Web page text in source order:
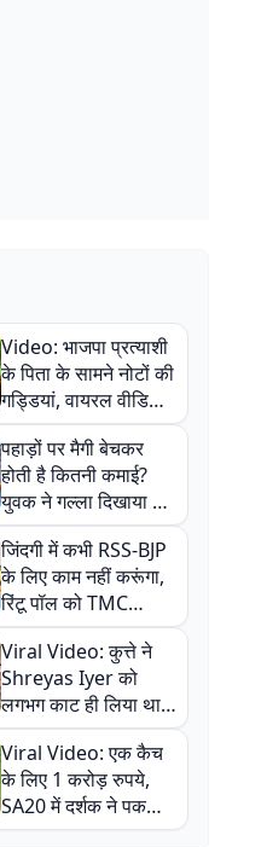
Video: भाजपा प्रत्याशी
के पिता के सामने नोटों की
गड्डियां, वायरल वीडियो
से राजनीति में उबाल,
अजित महतो बोले- TMC
की गंदी चाल
पहाड़ों पर मैगी बेचकर
होती है कितनी कमाई?
युवक ने गल्ला दिखाया तो
नौकरी वालों के खड़े हो गए
कान
जिंदगी में कभी RSS-BJP
के लिए काम नहीं करूंगा,
रिंटू पॉल को TMC
ऑफिस में ले जाकर पीटा,
Video वायरल
Viral Video: कुत्ते ने
Shreyas Iyer को
लगभग काट ही लिया था,
न्यूजीलैंड सीरीज से पहले
बाल-बाल बचे
Viral Video: एक कैच
के लिए 1 करोड़ रुपये,
SA20 में दर्शक ने पकड़ा
एक हाथ से गजब का कैच